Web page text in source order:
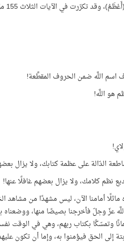
وقد تكرّرت في الآيات الثلاث 155 مرّة!
اسم اللَّه ضمن الحروف المقطَّعة!
هو اللَّه!
الدّالة على عظمة كتابك، ولا يزال
نظم كلامك، ولا يزال بعضهم غافلًا عنها!
ماثلًا أمامنا الآن، ليس مشهدًا من مشاهد
اللَّه عزّ وجلّ فأخرجنا بصيصًا منها،
وتمسّكًا بكتاب ربهم، وهي في الوقت
إلى الحق فيؤمنوا به، وإما أن تكون